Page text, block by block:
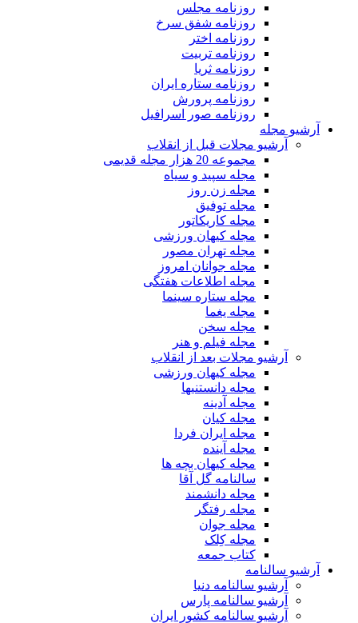
روزنامه مجلس
روزنامه شفق سرخ
روزنامه اختر
روزنامه تربیت
روزنامه ثریا
روزنامه ستاره ایران
روزنامه پرورش
روزنامه صور اسرافیل
آرشیو مجله
آرشیو مجلات قبل از انقلاب
مجموعه 20 هزار مجله قدیمی
مجله سپید و سیاه
مجله زن روز
مجله توفیق
مجله کاریکاتور
مجله کیهان ورزشی
مجله تهران مصور
مجله جوانان امروز
مجله اطلاعات هفتگی
مجله ستاره سینما
مجله یغما
مجله سخن
مجله فیلم و هنر
آرشیو مجلات بعد از انقلاب
مجله کیهان ورزشی
مجله دانستنیها
مجله آدینه
مجله کیان
مجله ایران فردا
مجله آینده
مجله کیهان بچه ها
سالنامه گل آقا
مجله دانشمند
مجله رفتگر
مجله جوان
مجله کِلک
کتاب جمعه
آرشیو سالنامه
آرشیو سالنامه دنیا
آرشیو سالنامه پارس
آرشیو سالنامه کشور ایران